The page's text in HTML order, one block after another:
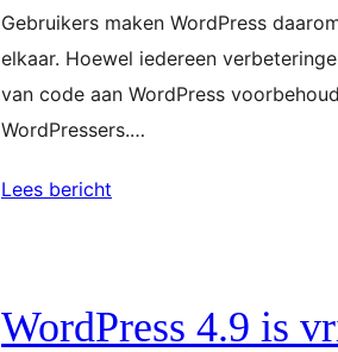
Gebruikers maken WordPress
elkaar. Hoewel iedereen
van code aan WordPress
WordPressers.…
Lees bericht
WordPress 4.9 is